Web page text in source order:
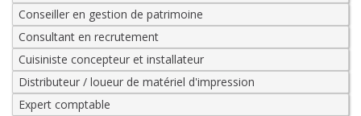
Conseiller en gestion de patrimoine
Consultant en recrutement
Cuisiniste concepteur et installateur
Distributeur / loueur de matériel d'impression
Expert comptable